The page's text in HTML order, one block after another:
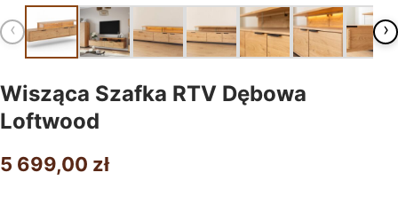
‹ ›
Wisząca Szafka RTV Dębowa
Loftwood
5 699,00 zł